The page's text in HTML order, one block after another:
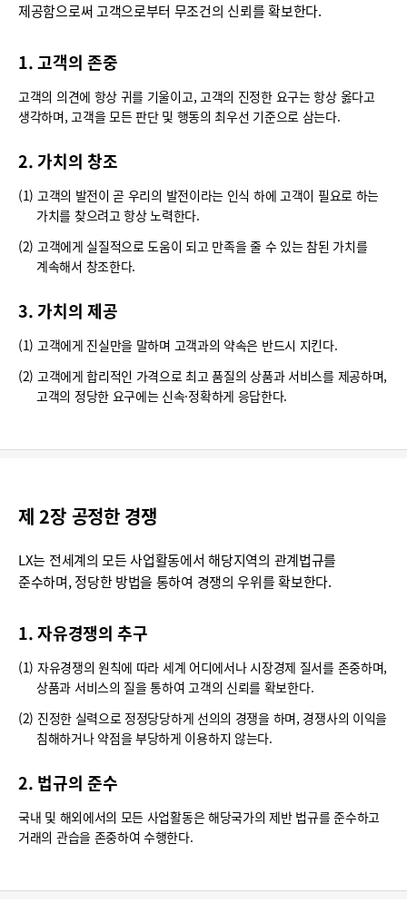
제공함으로써 고객으로부터 무조건의 신뢰를 확보한다.
1. 고객의 존중
고객의 의견에 항상 귀를 기울이고, 고객의 진정한 요구는 항상 옳다고
생각하며, 고객을 모든 판단 및 행동의 최우선 기준으로 삼는다.
2. 가치의 창조
(1) 고객의 발전이 곧 우리의 발전이라는 인식 하에 고객이 필요로 하는
가치를 찾으려고 항상 노력한다.
(2) 고객에게 실질적으로 도움이 되고 만족을 줄 수 있는 참된 가치를
계속해서 창조한다.
3. 가치의 제공
(1) 고객에게 진실만을 말하며 고객과의 약속은 반드시 지킨다.
(2) 고객에게 합리적인 가격으로 최고 품질의 상품과 서비스를 제공하며,
고객의 정당한 요구에는 신속·정확하게 응답한다.
제 2장 공정한 경쟁
LX는 전세계의 모든 사업활동에서 해당지역의 관계법규를
준수하며, 정당한 방법을 통하여 경쟁의 우위를 확보한다.
1. 자유경쟁의 추구
(1) 자유경쟁의 원칙에 따라 세계 어디에서나 시장경제 질서를 존중하며,
상품과 서비스의 질을 통하여 고객의 신뢰를 확보한다.
(2) 진정한 실력으로 정정당당하게 선의의 경쟁을 하며, 경쟁사의 이익을
침해하거나 약점을 부당하게 이용하지 않는다.
2. 법규의 준수
국내 및 해외에서의 모든 사업활동은 해당국가의 제반 법규를 준수하고
거래의 관습을 존중하여 수행한다.